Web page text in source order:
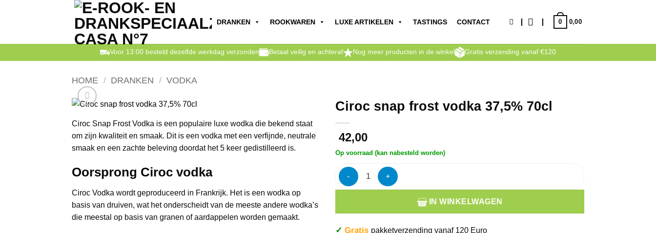
DRANKEN ROOKWAREN LUXE ARTIKELEN TASTINGS CONTACT 0,00
0
Voor 13:00 besteld dezelfde werkdag verzonden Betaal veilig en achteraf Nog meer producten in de winkel Gratis verzending vanaf €120
HOME / DRANKEN / VODKA
Ciroc Snap Frost Vodka is een populaire luxe wodka die bekend staat
om zijn kwaliteit en smaak. Dit is een vodka met een verfijnde, neutrale
smaak en een zachte beleving doordat het 5 keer gedistilleerd is.
Oorsprong Ciroc vodka
Ciroc Vodka wordt geproduceerd in Frankrijk. Het is een wodka op
basis van druiven, wat het onderscheidt van de meeste andere wodka’s
die meestal op basis van granen of aardappelen worden gemaakt.
Ciroc snap frost vodka 37,5% 70cl
42,00
Op voorraad (kan nabesteld worden)
Ciroc snap frost vodka 37,5% 70cl aantal
IN WINKELWAGEN
✓ Gratis pakketverzending vanaf 120 Euro